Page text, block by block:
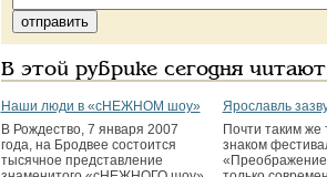
В этой рубрике сегодня читают
Наши люди в «сНЕЖНОМ шоу»
В Рождество, 7 января 2007
года, на Бродвее состоится
тысячное представление
Ярославль
Почти таким
знаком